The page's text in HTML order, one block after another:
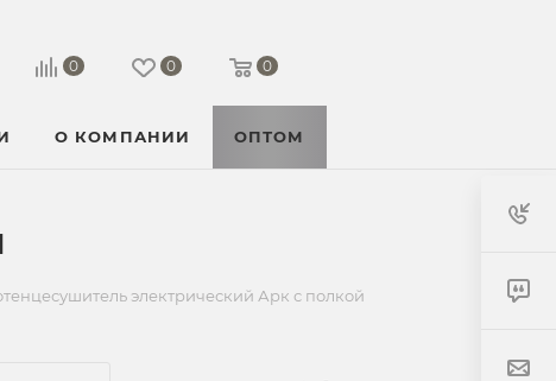
0 0 0
О КОМПАНИИ ОПТОМ
электрический Арк с полкой